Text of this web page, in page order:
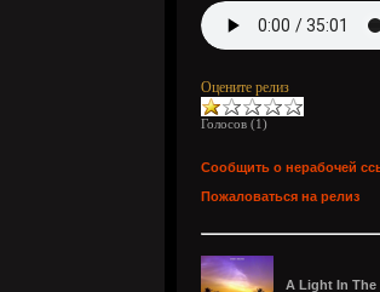
Оцените релиз
Голосов (1)
Сообщить о нерабочей
Пожаловаться на релиз
A Light In The